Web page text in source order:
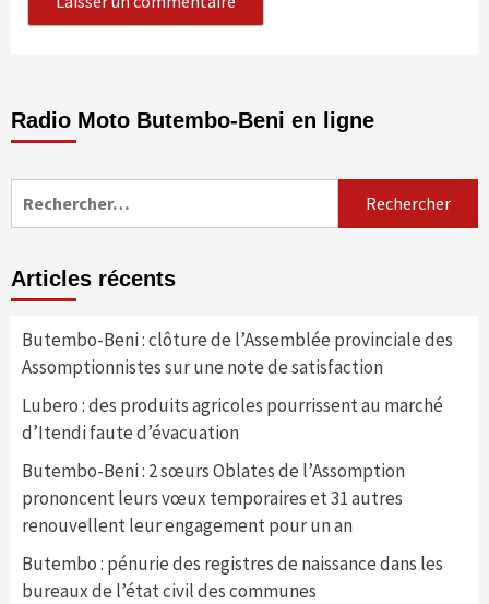
Radio Moto Butembo-Beni en ligne
Articles récents
Butembo-Beni : clôture de l’Assemblée provinciale des
Assomptionnistes sur une note de satisfaction
Lubero : des produits agricoles pourrissent au marché
d’Itendi faute d’évacuation
Butembo-Beni : 2 sœurs Oblates de l’Assomption
prononcent leurs vœux temporaires et 31 autres
renouvellent leur engagement pour un an
Butembo : pénurie des registres de naissance dans les
bureaux de l’état civil des communes